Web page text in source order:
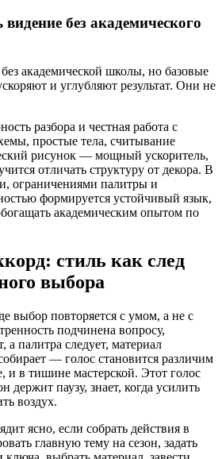
без академического
академической школы, но базовые
и углубляют результат. Они не
разбора и честная работа с
простые тела, считывание
рисунок — мощный ускоритель,
отличать структуру от декора. В
ограничениями палитры и
формируется устойчивый язык,
академическим опытом по
стиль как след
выбора
выбор повторяется с умом, а не с
подчинена вопросу,
а палитра следует, материал
— голос становится различим
и в тишине мастерской. Этот голос
держит паузу, знает, когда усилить
воздух.
ясно, если собрать действия в
главную тему на сезон, задать